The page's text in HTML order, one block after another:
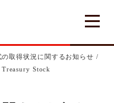
取得状況に関するお知らせ /
Stock